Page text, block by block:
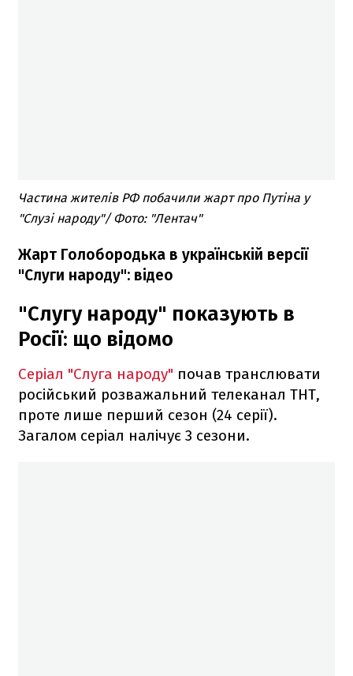
Частина жителів РФ побачили жарт про Путіна у
"Слузі народу"/ Фото: "Лентач"
Жарт Голобородька в українській версії
"Слуги народу": відео
"Слугу народу" показують в
Росії: що відомо
Серіал "Слуга народу" почав транслювати
російський розважальний телеканал ТНТ,
проте лише перший сезон (24 серії).
Загалом серіал налічує 3 сезони.